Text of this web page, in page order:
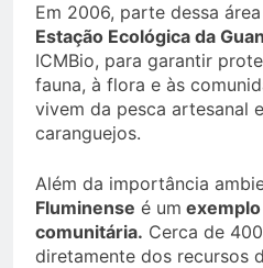
Em 2006, parte dessa
Estação Ecológica da
ICMBio, para garantir
fauna, à flora e às
vivem da pesca artesanal
caranguejos.
Além da importância
Fluminense é um
comunitária. Cerca de
diretamente dos recursos